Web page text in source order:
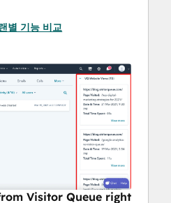
identified in
identified in
as Task records in
sync over all visit
that visited
from Visitor Queue to
contact and deal
별 기능 비교
Visitor Queue right